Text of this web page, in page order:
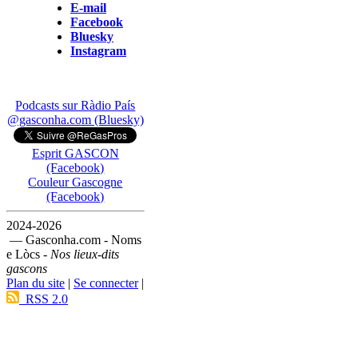
E-mail
Facebook
Bluesky
Instagram
Podcasts sur Ràdio País
@gasconha.com (Bluesky)
Esprit GASCON
(Facebook)
Couleur Gascogne
(Facebook)
2024-2026
— Gasconha.com - Noms
e Lòcs - Nos lieux-dits
gascons
Plan du site | Se connecter|
RSS 2.0